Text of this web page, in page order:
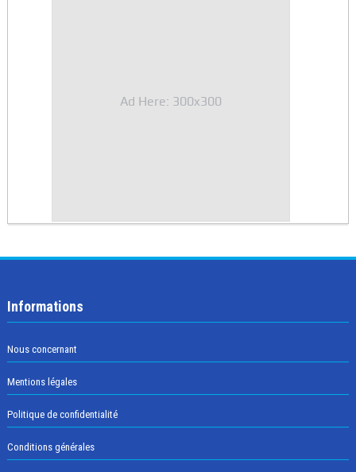
Ad Here: 300x300
Informations
Nous concernant
Mentions légales
Politique de confidentialité
Conditions générales